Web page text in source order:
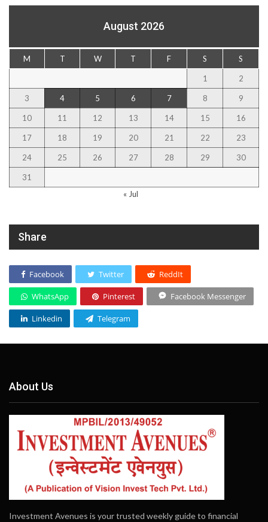
August 2026
M T W T F S S
1 2
3 4 5 6 7 8 9
10 11 12 13 14 15 16
17 18 19 20 21 22 23
24 25 26 27 28 29 30
31
« Jul
Share
Facebook Twitter ReddIt
WhatsApp Pinterest Facebook Messenger
Linkedin Telegram
About Us
Investment Avenues is your trusted weekly guide to financial